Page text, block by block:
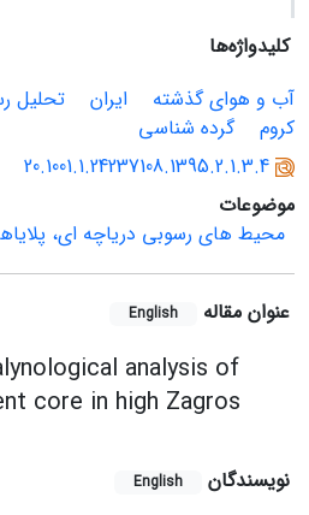
کلیدواژه‌ها
آب و هوای گذشته
ایران تحلیل
کروم
گرده شناسی
20.1001.1.24237108.1395.2.1.3.4
موضوعات
محیط های رسوبی دریاچه ای،
عنوان مقاله English
analysis of
core in high Zagros
نویسندگان English